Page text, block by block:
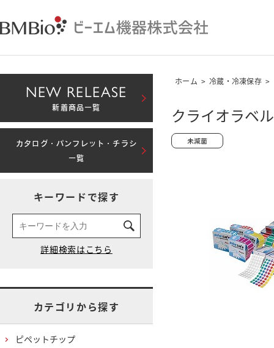
ホーム > 冷蔵・冷凍保存 >
クライオラベ
NEW RELEASE
新着商品一覧
カタログ・パンフレット・チラシ
一覧
キーワードで探す
カテゴリから探す
ピペットチップ